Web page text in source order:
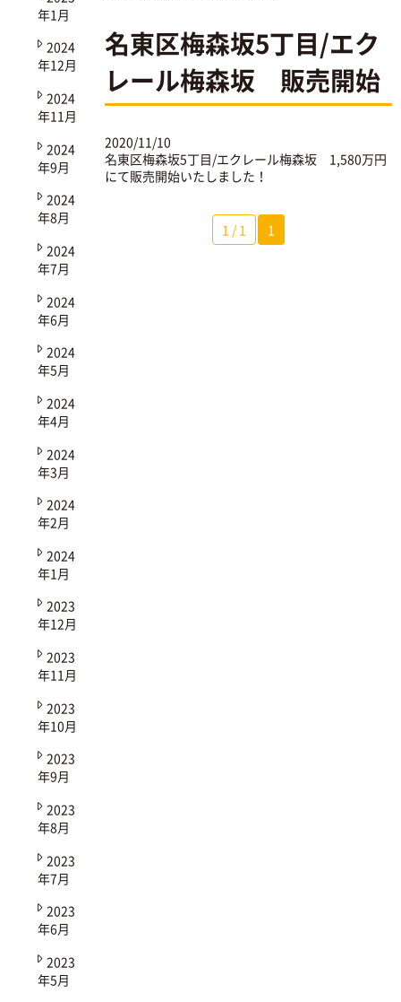
名東区梅森坂5丁目/エク
レール梅森坂 販売開始
2020/11/10
名東区梅森坂5丁目/エクレール梅森坂 1,580万円
にて販売開始いたしました！
1 / 1 1
年1月
2024
年12月
2024
年11月
2024
年9月
2024
年8月
2024
年7月
2024
年6月
2024
年5月
2024
年4月
2024
年3月
2024
年2月
2024
年1月
2023
年12月
2023
年11月
2023
年10月
2023
年9月
2023
年8月
2023
年7月
2023
年6月
2023
年5月